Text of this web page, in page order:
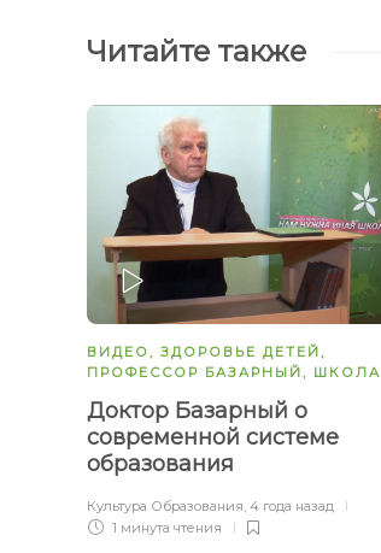
Читайте также
ЗАПУСТИТЬ
ВИДЕО, ЗДОРОВЬЕ ДЕТЕЙ,
ПРОФЕССОР БАЗАРНЫЙ, ШКОЛА
Доктор Базарный о
современной системе
образования
Культура Образования, 4 года назад
1 минута чтения